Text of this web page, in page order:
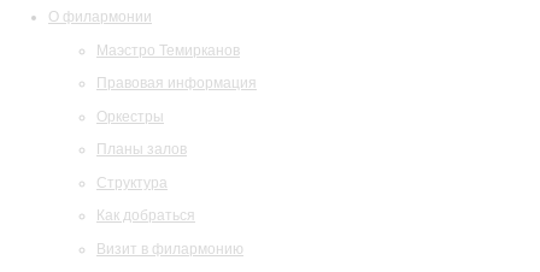
О филармонии
Маэстро Темирканов
Правовая информация
Оркестры
Планы залов
Структура
Как добраться
Визит в филармонию